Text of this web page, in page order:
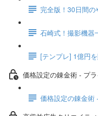
完全版！30日間の
石崎式！撮影機器
[テンプレ] 1億円
価格設定の錬金術 - プ
価格設定の錬金術